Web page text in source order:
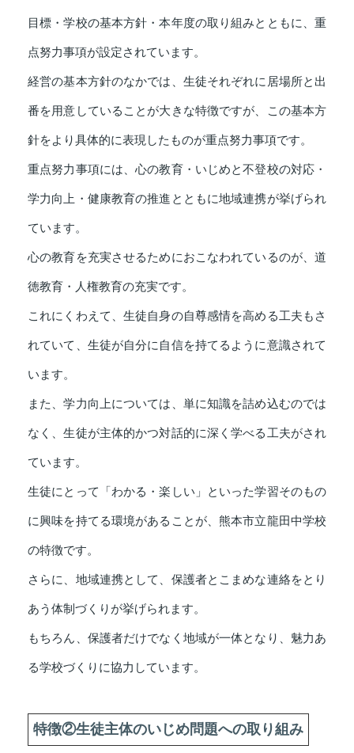
目標・学校の基本方針・本年度の取り組みとともに、重
点努力事項が設定されています。
経営の基本方針のなかでは、生徒それぞれに居場所と出
番を用意していることが大きな特徴ですが、この基本方
針をより具体的に表現したものが重点努力事項です。
重点努力事項には、心の教育・いじめと不登校の対応・
学力向上・健康教育の推進とともに地域連携が挙げられ
ています。
心の教育を充実させるためにおこなわれているのが、道
徳教育・人権教育の充実です。
これにくわえて、生徒自身の自尊感情を高める工夫もさ
れていて、生徒が自分に自信を持てるように意識されて
います。
また、学力向上については、単に知識を詰め込むのでは
なく、生徒が主体的かつ対話的に深く学べる工夫がされ
ています。
生徒にとって「わかる・楽しい」といった学習そのもの
に興味を持てる環境があることが、熊本市立龍田中学校
の特徴です。
さらに、地域連携として、保護者とこまめな連絡をとり
あう体制づくりが挙げられます。
もちろん、保護者だけでなく地域が一体となり、魅力あ
る学校づくりに協力しています。
特徴②生徒主体のいじめ問題への取り組み